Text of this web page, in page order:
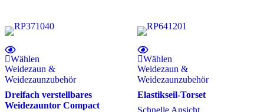
werden
werden
Wählen
Weidezaun &
Weidezaunzubehör
Dreifach verstellbares
Weidezauntor Compact
Wählen
Weidezaun &
Weidezaunzubehör
Elastikseil-Torset
Schnelle Ansicht